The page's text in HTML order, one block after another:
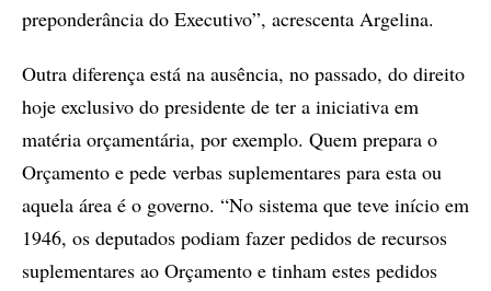
preponderância do Executivo”, acrescenta Argelina.
Outra diferença está na ausência, no passado, do direito
hoje exclusivo do presidente de ter a iniciativa em
matéria orçamentária, por exemplo. Quem prepara o
Orçamento e pede verbas suplementares para esta ou
aquela área é o governo. “No sistema que teve início em
1946, os deputados podiam fazer pedidos de recursos
suplementares ao Orçamento e tinham estes pedidos